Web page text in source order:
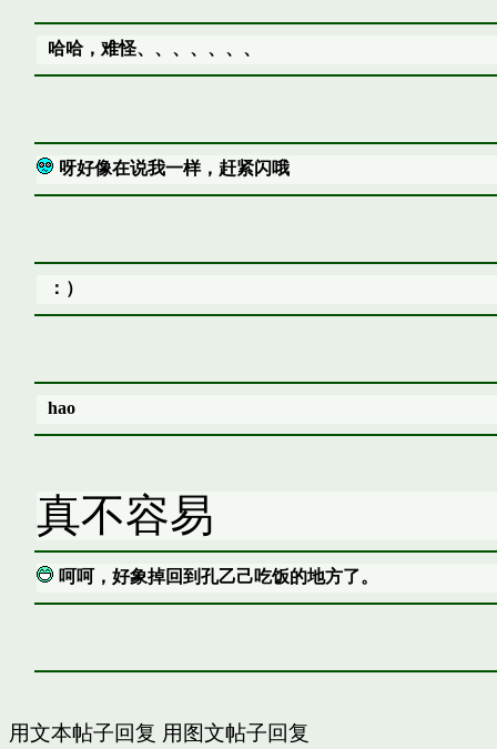
哈哈，难怪、、、、、、、
呀好像在说我一样，赶紧闪哦
：）
hao
真不容易
呵呵，好象掉回到孔乙己吃饭的地方了。
用文本帖子回复 用图文帖子回复